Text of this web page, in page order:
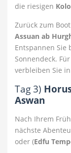
die riesigen
Zurück zum
Assuan ab
Entspannen Sie
Sonnendeck.
verbleiben Sie
Tag 3)
Aswan
Nach Ihrem
nächste
oder (Edfu